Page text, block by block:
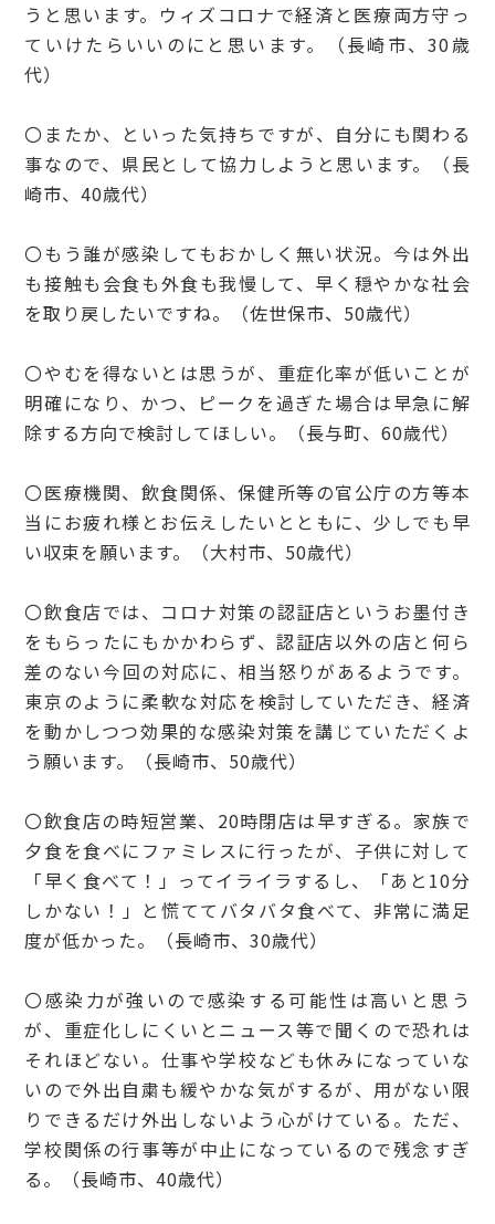
うと思います。ウィズコロナで経済と医療両方守っ
ていけたらいいのにと思います。（長崎市、30歳
代）
〇またか、といった気持ちですが、自分にも関わる
事なので、県民として協力しようと思います。（長
崎市、40歳代）
〇もう誰が感染してもおかしく無い状況。今は外出
も接触も会食も外食も我慢して、早く穏やかな社会
を取り戻したいですね。（佐世保市、50歳代）
〇やむを得ないとは思うが、重症化率が低いことが
明確になり、かつ、ピークを過ぎた場合は早急に解
除する方向で検討してほしい。（長与町、60歳代）
〇医療機関、飲食関係、保健所等の官公庁の方等本
当にお疲れ様とお伝えしたいとともに、少しでも早
い収束を願います。（大村市、50歳代）
〇飲食店では、コロナ対策の認証店というお墨付き
をもらったにもかかわらず、認証店以外の店と何ら
差のない今回の対応に、相当怒りがあるようです。
東京のように柔軟な対応を検討していただき、経済
を動かしつつ効果的な感染対策を講じていただくよ
う願います。（長崎市、50歳代）
〇飲食店の時短営業、20時閉店は早すぎる。家族で
夕食を食べにファミレスに行ったが、子供に対して
「早く食べて！」ってイライラするし、「あと10分
しかない！」と慌ててバタバタ食べて、非常に満足
度が低かった。（長崎市、30歳代）
〇感染力が強いので感染する可能性は高いと思う
が、重症化しにくいとニュース等で聞くので恐れは
それほどない。仕事や学校なども休みになっていな
いので外出自粛も緩やかな気がするが、用がない限
りできるだけ外出しないよう心がけている。ただ、
学校関係の行事等が中止になっているので残念すぎ
る。（長崎市、40歳代）